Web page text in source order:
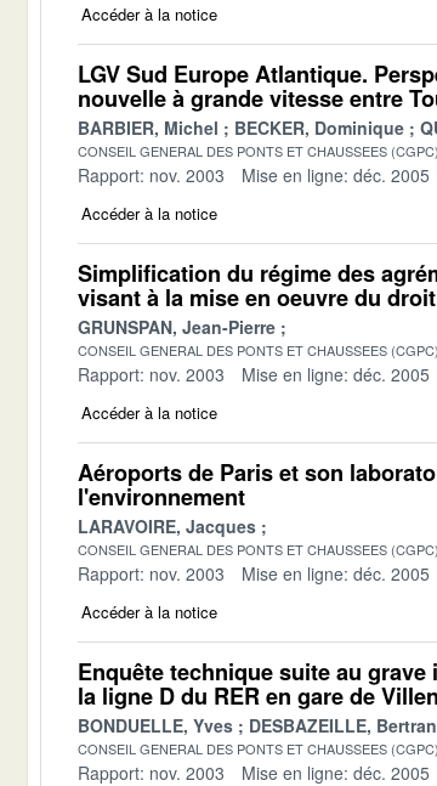
Accéder à la notice
LGV Sud Europe Atlantique.
nouvelle à grande vitesse entre
BARBIER, Michel BECKER, Dominique
CONSEIL GENERAL DES PONTS ET CHAUSSEES (CGPC)
Rapport: nov. 2003 Mise en ligne: déc. 2005
Accéder à la notice
Simplification du régime des
visant à la mise en oeuvre du
GRUNSPAN, Jean-Pierre
CONSEIL GENERAL DES PONTS ET CHAUSSEES (CGPC)
Rapport: nov. 2003 Mise en ligne: déc. 2005
Accéder à la notice
Aéroports de Paris et son
l'environnement
LARAVOIRE, Jacques
CONSEIL GENERAL DES PONTS ET CHAUSSEES (CGPC)
Rapport: nov. 2003 Mise en ligne: déc. 2005
Accéder à la notice
Enquête technique suite au
la ligne D du RER en gare de
BONDUELLE, Yves DESBAZEILLE,
CONSEIL GENERAL DES PONTS ET CHAUSSEES (CGPC)
Rapport: nov. 2003 Mise en ligne: déc. 2005